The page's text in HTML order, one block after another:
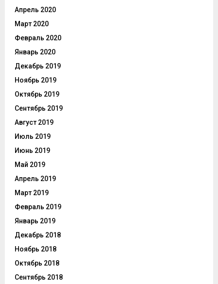
Апрель 2020
Март 2020
Февраль 2020
Январь 2020
Декабрь 2019
Ноябрь 2019
Октябрь 2019
Сентябрь 2019
Август 2019
Июль 2019
Июнь 2019
Май 2019
Апрель 2019
Март 2019
Февраль 2019
Январь 2019
Декабрь 2018
Ноябрь 2018
Октябрь 2018
Сентябрь 2018